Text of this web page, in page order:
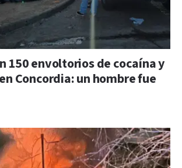
150 envoltorios de cocaína y
Concordia: un hombre fue